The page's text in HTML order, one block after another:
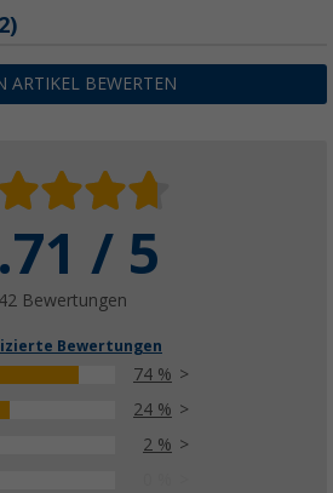
Kokos Fußmatte
7,99€ UVP14,99 €
ARTIKEL BEWERTEN
/ 5
42 Bewertungen
Bewertungen
74 %
24 %
2 %